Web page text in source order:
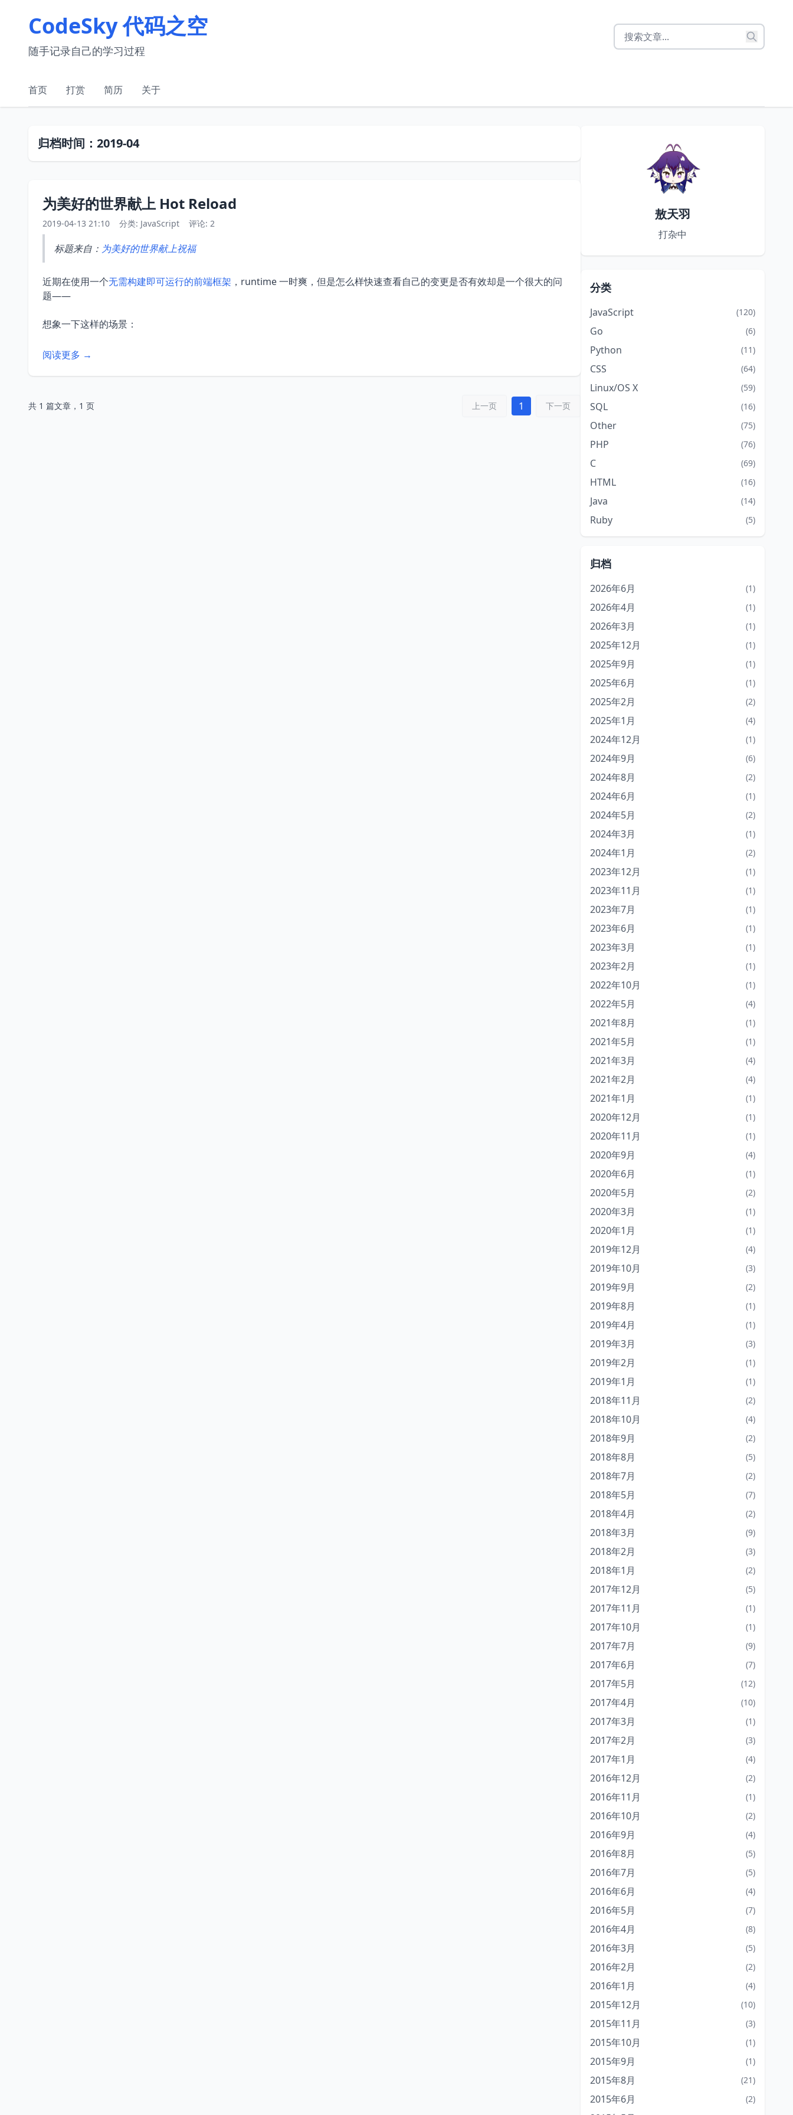
CodeSky 代码之空
随手记录自己的学习过程
首页 打赏 简历 关于
归档时间：2019-04
为美好的世界献上 Hot Reload
2019-04-13 21:10 分类: JavaScript 评论: 2
标题来自： 为美好的世界献上祝福
近期在使用一个无需构建即可运行的前端框架 ，runtime 一时爽，但是怎么样快速查看自己的变更是否有效却是一个很大的问
题——
想象一下这样的场景：
阅读更多 →
共 1 篇文章，1 页 上一页 1 下一页
敖天羽
打杂中
分类
JavaScript (120)
Go (6)
Python (11)
CSS (64)
Linux/OS X (59)
SQL (16)
Other (75)
PHP (76)
C (69)
HTML (16)
Java (14)
Ruby (5)
归档
2026年6月 (1)
2026年4月 (1)
2026年3月 (1)
2025年12月 (1)
2025年9月 (1)
2025年6月 (1)
2025年2月 (2)
2025年1月 (4)
2024年12月 (1)
2024年9月 (6)
2024年8月 (2)
2024年6月 (1)
2024年5月 (2)
2024年3月 (1)
2024年1月 (2)
2023年12月 (1)
2023年11月 (1)
2023年7月 (1)
2023年6月 (1)
2023年3月 (1)
2023年2月 (1)
2022年10月 (1)
2022年5月 (4)
2021年8月 (1)
2021年5月 (1)
2021年3月 (4)
2021年2月 (4)
2021年1月 (1)
2020年12月 (1)
2020年11月 (1)
2020年9月 (4)
2020年6月 (1)
2020年5月 (2)
2020年3月 (1)
2020年1月 (1)
2019年12月 (4)
2019年10月 (3)
2019年9月 (2)
2019年8月 (1)
2019年4月 (1)
2019年3月 (3)
2019年2月 (1)
2019年1月 (1)
2018年11月 (2)
2018年10月 (4)
2018年9月 (2)
2018年8月 (5)
2018年7月 (2)
2018年5月 (7)
2018年4月 (2)
2018年3月 (9)
2018年2月 (3)
2018年1月 (2)
2017年12月 (5)
2017年11月 (1)
2017年10月 (1)
2017年7月 (9)
2017年6月 (7)
2017年5月 (12)
2017年4月 (10)
2017年3月 (1)
2017年2月 (3)
2017年1月 (4)
2016年12月 (2)
2016年11月 (1)
2016年10月 (2)
2016年9月 (4)
2016年8月 (5)
2016年7月 (5)
2016年6月 (4)
2016年5月 (7)
2016年4月 (8)
2016年3月 (5)
2016年2月 (2)
2016年1月 (4)
2015年12月 (10)
2015年11月 (3)
2015年10月 (1)
2015年9月 (1)
2015年8月 (21)
2015年6月 (2)